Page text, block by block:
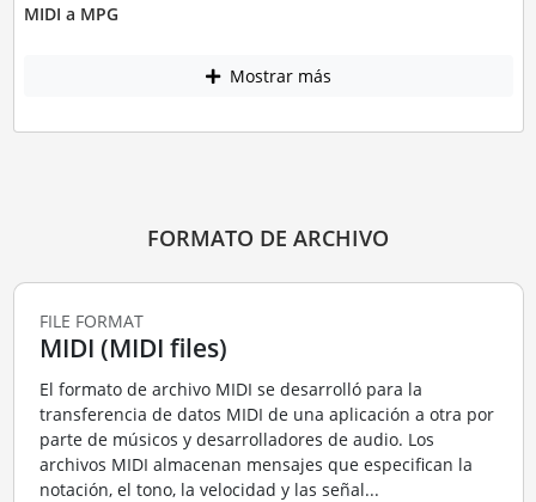
MIDI a MPG
Mostrar más
FORMATO DE ARCHIVO
FILE FORMAT
MIDI (MIDI files)
El formato de archivo MIDI se desarrolló para la
transferencia de datos MIDI de una aplicación a otra por
parte de músicos y desarrolladores de audio. Los
archivos MIDI almacenan mensajes que especifican la
notación, el tono, la velocidad y las señal...